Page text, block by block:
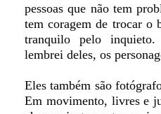
pessoas que não tem
tem coragem de trocar o
tranquilo pelo
lembrei deles, os
Eles também são
Em movimento, livres e